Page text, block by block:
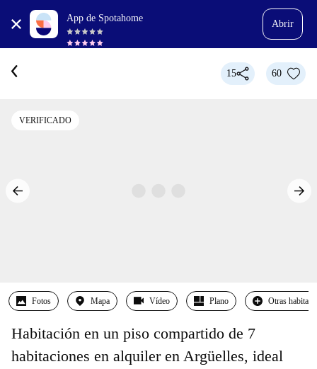
App de Spotahome
Abrir
15 60
VERIFICADO
Fotos Mapa Vídeo Plano Otras
Habitación en un piso compartido de 7
habitaciones en alquiler en Argüelles, ideal